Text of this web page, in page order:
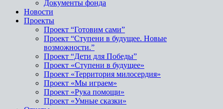
Документы фонда
Новости
Проекты
Проект “Готовим сами”
Проект “Ступени в будущее. Новые
возможности.”
Проект “Дети для Победы”
Проект «Ступени в будущее»
Проект «Территория милосердия»
Проект «Мы играем»
Проект «Рука помощи»
Проект «Умные сказки»